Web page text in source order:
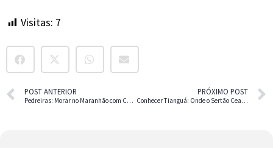
Visitas: 7
POST ANTERIOR
Pedreiras: Morar no Maranhão com Custo Baixo
PRÓXIMO POST
Conhecer Tianguá: Onde o Sertão Cearense Fica Fresco na Serra